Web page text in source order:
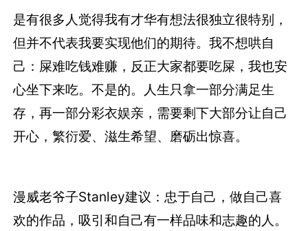
是有很多人觉得我有才华有想法很独立很特别，
但并不代表我要实现他们的期待。我不想哄自
己：屎难吃钱难赚，反正大家都要吃屎，我也安
心坐下来吃。不是的。人生只拿一部分满足生
存，再一部分彩衣娱亲，需要剩下大部分让自己
开心，繁衍爱、滋生希望、磨砺出惊喜。
漫威老爷子Stanley建议：忠于自己，做自己喜
欢的作品，吸引和自己有一样品味和志趣的人。